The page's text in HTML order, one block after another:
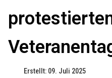
Erstellt: 09. Juli 2025